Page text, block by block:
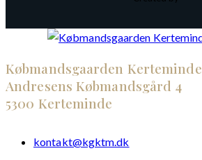
Købmandsgaarden Kerteminde
Andresens Købmandsgård 4
5300 Kerteminde
kontakt@kgktm.dk